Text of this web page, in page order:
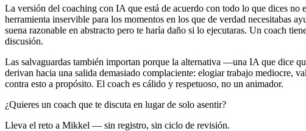
La versión del coaching con IA que está de acuerdo con todo lo que dices
herramienta inservible para los momentos en los que de verdad necesitabas
suena razonable en abstracto pero te haría daño si lo ejecutaras. Un coach
discusión.
Las salvaguardas también importan porque la alternativa —una IA que dice
derivan hacia una salida demasiado complaciente: elogiar trabajo mediocre,
contra esto a propósito. El coach es cálido y respetuoso, no un animador.
¿Quieres un coach que te discuta en lugar de solo asentir?
Lleva el reto a Mikkel — sin registro, sin ciclo de revisión.